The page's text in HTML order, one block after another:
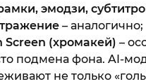
эмодзи,
– аналогично;
Screen (хромакей) –
подмена фона. AI-
не только